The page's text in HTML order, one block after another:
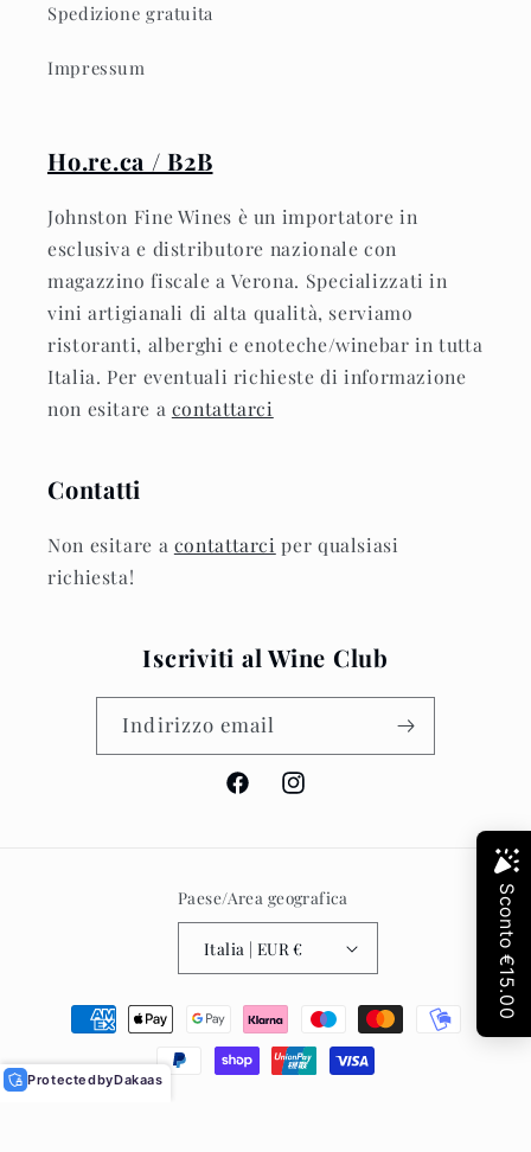
Spedizione gratuita
Impressum
Ho.re.ca / B2B
Johnston Fine Wines è un importatore in
esclusiva e distributore nazionale con
magazzino fiscale a Verona. Specializzati in
vini artigianali di alta qualità, serviamo
ristoranti, alberghi e enoteche/winebar in tutta
Italia. Per eventuali richieste di informazione
non esitare a contattarci
Contatti
Non esitare a contattarci per qualsiasi
richiesta!
Iscriviti al Wine Club
Indirizzo email
FacebookInstagram
Paese/Area geografica
Italia | EUR €
Metodi
pagamento
ProtectedbyDakaas